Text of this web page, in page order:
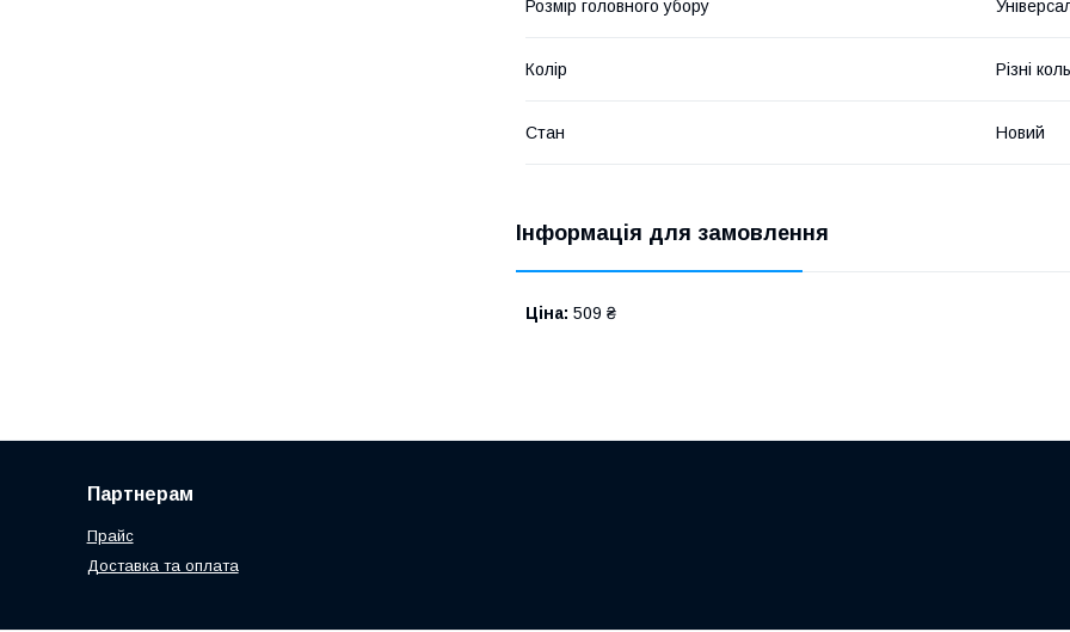
Розмір головного убору
Колір Різні
Стан Новий
Інформація для замовлення
Ціна: 509 ₴
Партнерам
Прайс
Доставка та оплата